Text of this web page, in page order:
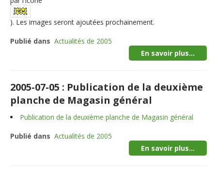
). Les images seront ajoutées prochainement.
Publié dans Actualités de 2005
En savoir plus...
2005-07-05 : Publication de la deuxième
planche de Magasin général
Publication de la deuxième planche de Magasin général
Publié dans Actualités de 2005
En savoir plus...